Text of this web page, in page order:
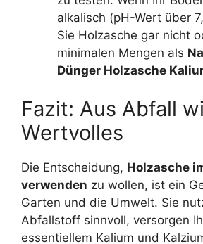
alkalisch (pH-Wert über
Sie Holzasche gar nicht
minimalen Mengen als
Dünger Holzasche
Fazit: Aus Abfall
Wertvolles
Die Entscheidung, Holzasche
verwenden zu wollen, ist ein
Garten und die Umwelt. Sie
Abfallstoff sinnvoll, versorgen
essentiellem Kalium und